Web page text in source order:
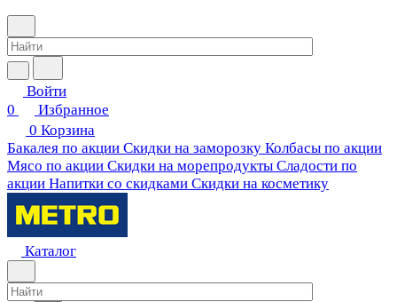
Войти
0
Избранное
0 Корзина
Бакалея по акции Скидки на заморозку Колбасы по акции
Мясо по акции Скидки на морепродукты Сладости по
акции Напитки со скидками Скидки на косметику
Каталог